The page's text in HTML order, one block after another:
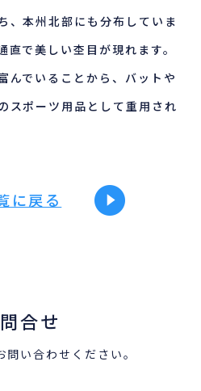
、本州北部にも分布していま
で美しい杢目が現れます。
んでいることから、バットや
スポーツ用品として重用され
に戻る
合せ
い合わせください。